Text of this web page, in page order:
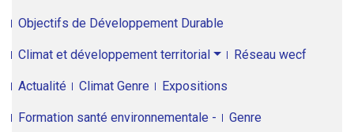
Objectifs de Développement Durable
Climat et développement territorial Réseau wecf
Actualité Climat Genre Expositions
Formation santé environnementale - Genre